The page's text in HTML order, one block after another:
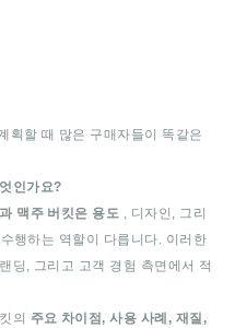
획할 때 많은 구매자들이 똑같은
인가요?
맥주 버킷은 용도 , 디자인, 그리
행하는 역할이 다릅니다. 이러한
딩, 그리고 고객 경험 측면에서 적
의 주요 차이점, 사용 사례, 재질,